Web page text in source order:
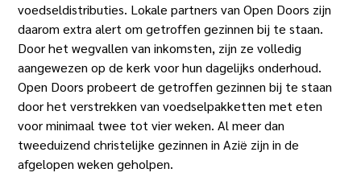
voedseldistributies. Lokale partners van Open Doors zijn
daarom extra alert om getroffen gezinnen bij te staan.
Door het wegvallen van inkomsten, zijn ze volledig
aangewezen op de kerk voor hun dagelijks onderhoud.
Open Doors probeert de getroffen gezinnen bij te staan
door het verstrekken van voedselpakketten met eten
voor minimaal twee tot vier weken. Al meer dan
tweeduizend christelijke gezinnen in Azië zijn in de
afgelopen weken geholpen.